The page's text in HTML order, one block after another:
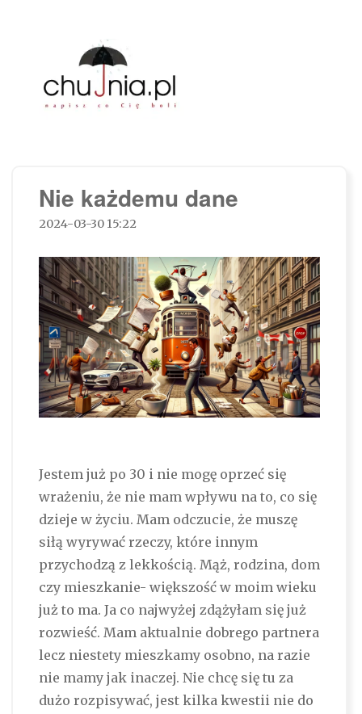
Nie każdemu dane
2024-03-30 15:22
Jestem już po 30 i nie mogę oprzeć się
wrażeniu, że nie mam wpływu na to, co się
dzieje w życiu. Mam odczucie, że muszę
siłą wyrywać rzeczy, które innym
przychodzą z lekkością. Mąż, rodzina, dom
czy mieszkanie- większość w moim wieku
już to ma. Ja co najwyżej zdążyłam się już
rozwieść. Mam aktualnie dobrego partnera
lecz niestety mieszkamy osobno, na razie
nie mamy jak inaczej. Nie chcę się tu za
dużo rozpisywać, jest kilka kwestii nie do